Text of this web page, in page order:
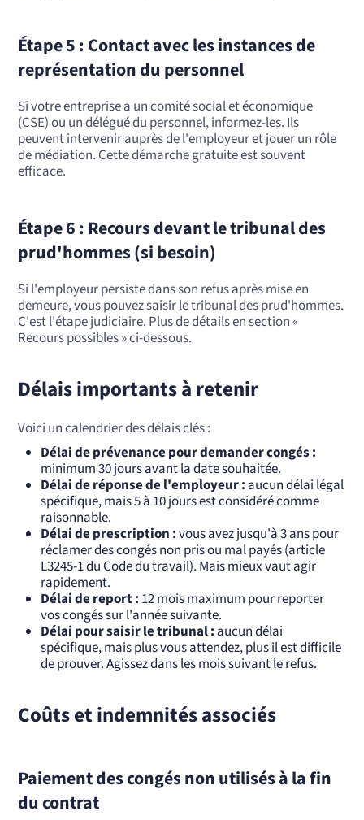
Étape 5 : Contact avec les instances de
représentation du personnel
Si votre entreprise a un comité social et économique
(CSE) ou un délégué du personnel, informez-les. Ils
peuvent intervenir auprès de l'employeur et jouer un rôle
de médiation. Cette démarche gratuite est souvent
efficace.
Étape 6 : Recours devant le tribunal des
prud'hommes (si besoin)
Si l'employeur persiste dans son refus après mise en
demeure, vous pouvez saisir le tribunal des prud'hommes.
C'est l'étape judiciaire. Plus de détails en section «
Recours possibles » ci-dessous.
Délais importants à retenir
Voici un calendrier des délais clés :
Délai de prévenance pour demander congés :
minimum 30 jours avant la date souhaitée.
Délai de réponse de l'employeur : aucun délai légal
spécifique, mais 5 à 10 jours est considéré comme
raisonnable.
Délai de prescription :vous avez jusqu'à 3 ans pour
réclamer des congés non pris ou mal payés (article
L3245-1 du Code du travail). Mais mieux vaut agir
rapidement.
Délai de report : 12 mois maximum pour reporter
vos congés sur l'année suivante.
Délai pour saisir le tribunal : aucun délai
spécifique, mais plus vous attendez, plus il est difficile
de prouver. Agissez dans les mois suivant le refus.
Coûts et indemnités associés
Paiement des congés non utilisés à la fin
du contrat